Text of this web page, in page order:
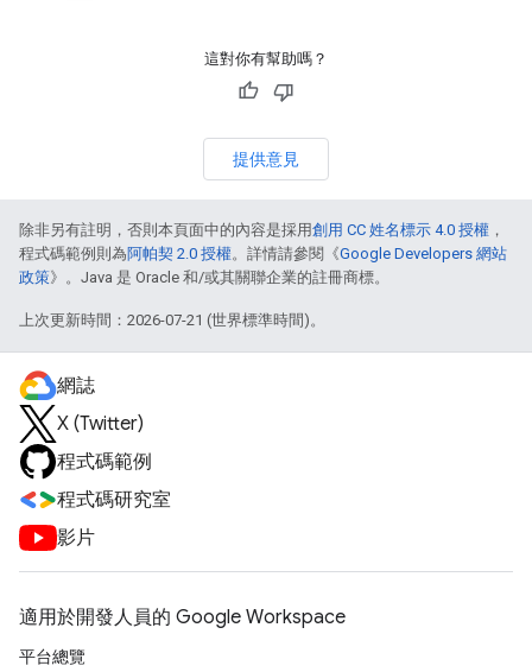
這對你有幫助嗎？
提供意見
除非另有註明，否則本頁面中的內容是採用創用 CC 姓名標示 4.0 授權 ，
程式碼範例則為阿帕契 2.0 授權。詳情請參閱《Google Developers 網站
政策》。Java 是 Oracle 和/或其關聯企業的註冊商標。
上次更新時間：2026-07-21 (世界標準時間)。
網誌
X (Twitter)
程式碼範例
程式碼研究室
影片
適用於開發人員的 Google Workspace
平台總覽